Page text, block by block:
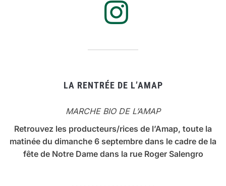
LA RENTRÉE DE L’AMAP
MARCHE BIO DE L’AMAP
Retrouvez les producteurs/rices de l’Amap, toute la
matinée du dimanche 6 septembre dans le cadre de la
fête de Notre Dame dans la rue Roger Salengro